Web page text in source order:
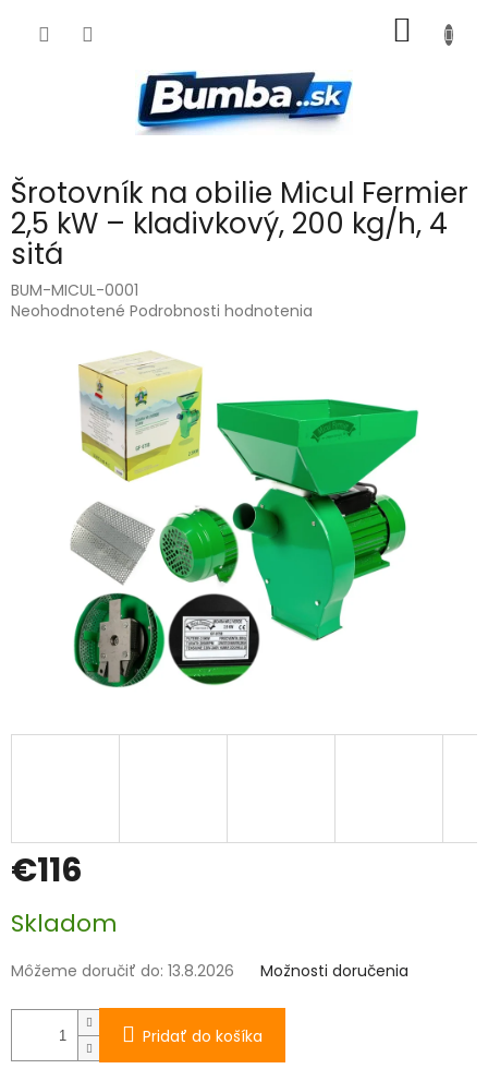
KOŠÍK
Šrotovník na obilie Micul Fermier
2,5 kW – kladivkový, 200 kg/h, 4
sitá
BUM-MICUL-0001
Priemerné
hviezdičiek.
Neohodnotené Podrobnosti hodnotenia
€116
cena:
Skladom
Môžeme doručiť do: 13.8.2026 Možnosti doručenia
Pridať do košíka